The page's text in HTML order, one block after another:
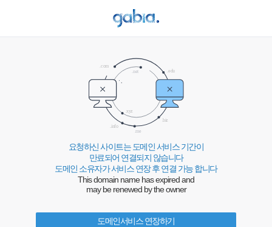
요청하신 사이트는 도메인 서비스 기간이
만료되어 연결되지 않습니다
도메인 소유자가 서비스 연장 후 연결 가능 합니다
This domain name has expired and
may be renewed by the owner
도메인서비스 연장하기